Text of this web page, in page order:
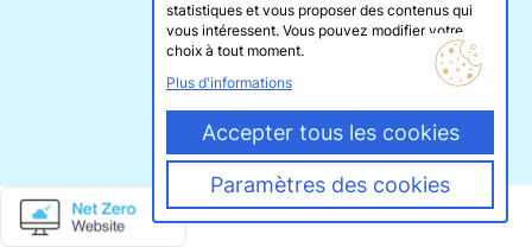
statistiques et vous proposer des contenus qui
vous intéressent. Vous pouvez modifier votre
choix à tout moment.
Plus d'informations
Accepter tous les cookies
Paramètres des cookies